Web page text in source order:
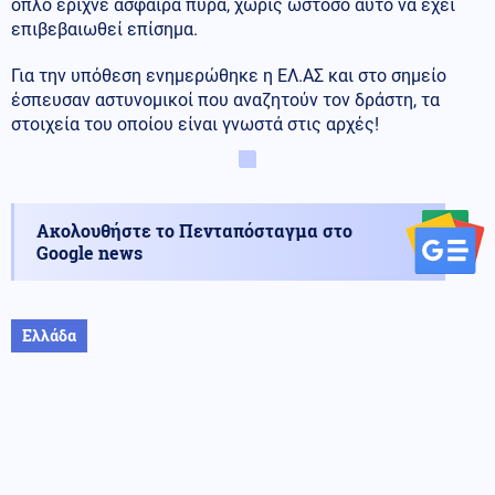
όπλο έριχνε άσφαιρα πυρά, χωρίς ωστόσο αυτό να έχει
επιβεβαιωθεί επίσημα.
Για την υπόθεση ενημερώθηκε η ΕΛ.ΑΣ και στο σημείο
έσπευσαν αστυνομικοί που αναζητούν τον δράστη, τα
στοιχεία του οποίου είναι γνωστά στις αρχές!
Ακολουθήστε το Πενταπόσταγμα στο
Google news
Ελλάδα